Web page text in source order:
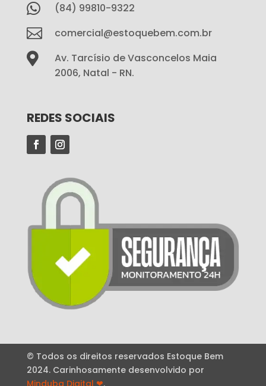
 (84) 99810-9322
 comercial@estoquebem.com.br

Av. Tarcísio de Vasconcelos Maia
2006, Natal - RN.
REDES SOCIAIS
© Todos os direitos reservados Estoque Bem
2024. Carinhosamente desenvolvido por
Minduba Digital ❤.